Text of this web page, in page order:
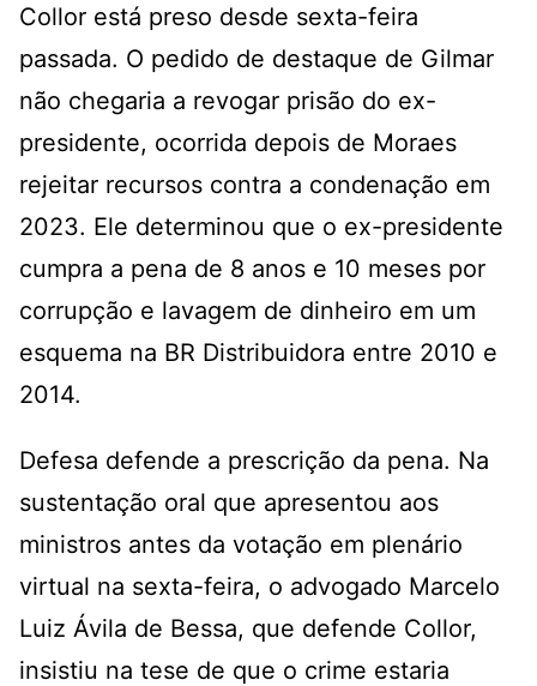
Collor está preso desde sexta-feira
passada. O pedido de destaque de Gilmar
não chegaria a revogar prisão do ex-
presidente, ocorrida depois de Moraes
rejeitar recursos contra a condenação em
2023. Ele determinou que o ex-presidente
cumpra a pena de 8 anos e 10 meses por
corrupção e lavagem de dinheiro em um
esquema na BR Distribuidora entre 2010 e
2014.
Defesa defende a prescrição da pena. Na
sustentação oral que apresentou aos
ministros antes da votação em plenário
virtual na sexta-feira, o advogado Marcelo
Luiz Ávila de Bessa, que defende Collor,
insistiu na tese de que o crime estaria